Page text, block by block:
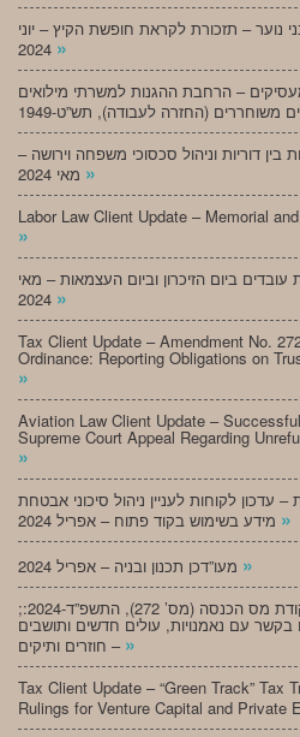
נוער – תזכורת לקראת חופשת הקיץ – יוני
»
– הרחבת ההגנות למשרתי מילואים
בין דוריות וניהול סכסוכי משפחה וירושה –
»
Labor Law Client Update – Memorial
»
ביום הזיכרון וביום העצמאות – מאי
»
Tax Client Update – Amendment No.
Ordinance: Reporting Obligations on
»
Aviation Law Client Update –
Supreme Court Appeal Regarding
»
– עדכון לקוחות לעניין ניהול סיכוני אבטחת
»
»
;מעו”דכן מיסים – חוק לתיקון פקודת מס הכנסה (מס’ 272), התשפ”ד-2024:
בקשר עם נאמנויות, עולים חדשים ותושבים
חוזרים ותיקים – »
Tax Client Update – “Green Track” Tax
Rulings for Venture Capital and Private